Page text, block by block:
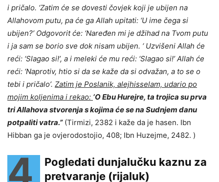
i pričalo. ‘Zatim će se dovesti čovjek koji je ubijen na
Allahovom putu, pa će ga Allah upitati: ‘U ime čega si
ubijen?’ Odgovorit će: ‘Naređen mi je džihad na Tvom putu
i ja sam se borio sve dok nisam ubijen. ‘ Uzvišeni Allah će
reći: ‘Slagao si!’, a i meleki će mu reći: ‘Slagao si!’ Allah će
reći: ‘Naprotiv, htio si da se kaže da si odvažan, a to se o
tebi i pričalo’. Zatim je Poslanik, alejhisselam, udario po
mojim koljenima i rekao: ‘O Ebu Hurejre, ta trojica su prva
tri Allahova stvorenja s kojima će se na Sudnjem danu
potpaliti vatra.”(Tirmizi, 2382 i kaže da je hasen. Ibn
Hibban ga je ovjerodostojio, 408; Ibn Huzejme, 2482. )
4
Pogledati dunjalučku kaznu za
pretvaranje (rijaluk)